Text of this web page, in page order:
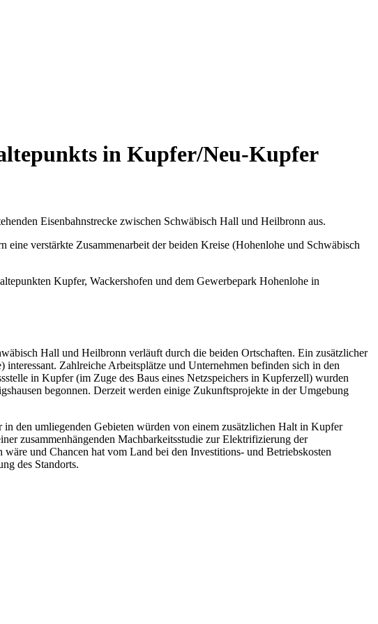
in Kupfer/Neu-Kupfer
Eisenbahnstrecke zwischen Schwäbisch Hall und Heilbronn aus.
verstärkte Zusammenarbeit der beiden Kreise (Hohenlohe und Schwäbisch
Kupfer, Wackershofen und dem Gewerbepark Hohenlohe in
Hall und Heilbronn verläuft durch die beiden Ortschaften. Ein zusätzlicher
Zahlreiche Arbeitsplätze und Unternehmen befinden sich in den
in Kupfer (im Zuge des Baus eines Netzspeichers in Kupferzell) wurden
begonnen. Derzeit werden einige Zukunftsprojekte in der Umgebung
den umliegenden Gebieten würden von einem zusätzlichen Halt in Kupfer
zusammenhängenden Machbarkeitsstudie zur Elektrifizierung der
und Chancen hat vom Land bei den Investitions- und Betriebskosten
des Standorts.